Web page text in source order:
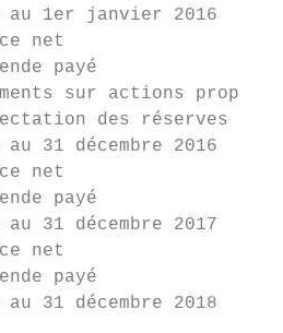
au 1er janvier 2016
net
payé
sur actions
des réserves
au 31 décembre 2016
net
payé
au 31 décembre 2017
net
payé
au 31 décembre 2018